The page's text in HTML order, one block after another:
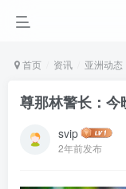
首页 资讯 亚洲动态
尊那林警长：
svip
2年前发布